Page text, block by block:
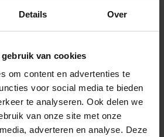
Details Over
van cookies
om content en advertenties te
voor social media te bieden
te analyseren. Ook delen we
van onze site met onze
adverteren en analyse. Deze
mar. 1 sept. mer. 2 sept.
772,12 € 772,12 €